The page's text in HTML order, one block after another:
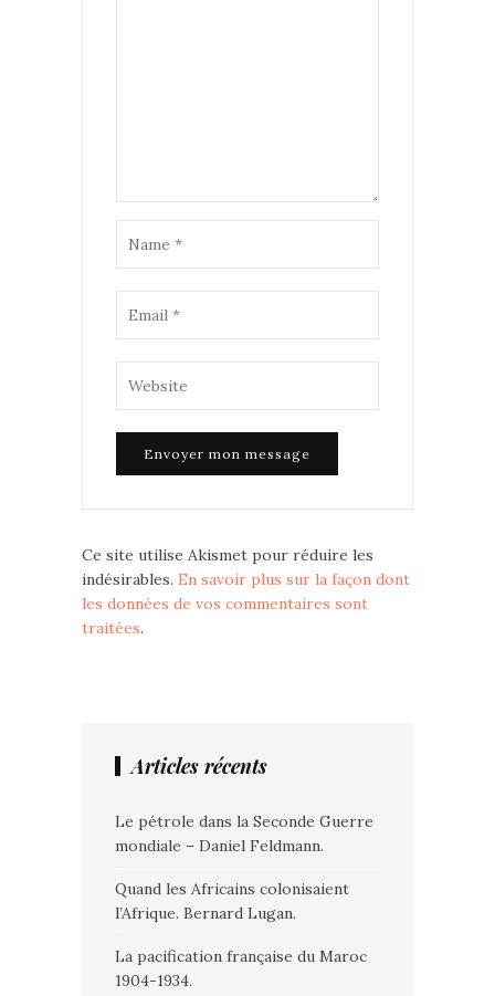
Ce site utilise Akismet pour réduire les
indésirables. En savoir plus sur la façon dont
les données de vos commentaires sont
traitées.
Articles récents
Le pétrole dans la Seconde Guerre
mondiale – Daniel Feldmann.
Quand les Africains colonisaient
l’Afrique. Bernard Lugan.
La pacification française du Maroc
1904-1934.